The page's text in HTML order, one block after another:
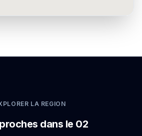
LA REGION
dans le 02